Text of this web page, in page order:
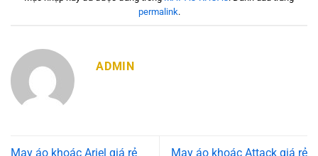
permalink.
ADMIN
May áo khoác Ariel giá rẻ May áo khoác Attack giá rẻ